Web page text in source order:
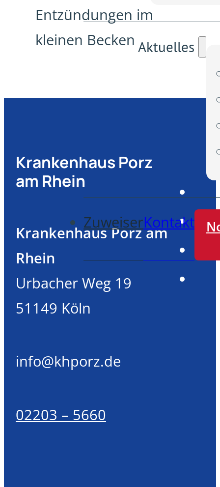
Aktuelles
ZuweiserKontakt
Entzündungen im
kleinen Becken
Krankenhaus Porz
am Rhein
Krankenhaus Porz am
Rhein
Urbacher Weg 19
51149 Köln
info@khporz.de
02203 – 5660